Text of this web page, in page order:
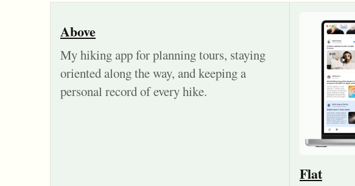
Above
My hiking app for planning tours, staying
oriented along the way, and keeping a
personal record of every hike.
Flat